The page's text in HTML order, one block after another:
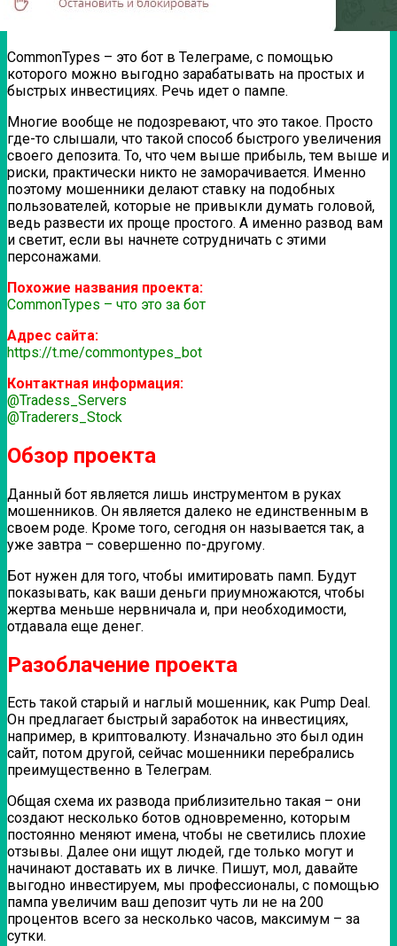
CommonTypes – это бот в Телеграме, с помощью
которого можно выгодно зарабатывать на простых и
быстрых инвестициях. Речь идет о пампе.
Многие вообще не подозревают, что это такое. Просто
где-то слышали, что такой способ быстрого увеличения
своего депозита. То, что чем выше прибыль, тем выше и
риски, практически никто не заморачивается. Именно
поэтому мошенники делают ставку на подобных
пользователей, которые не привыкли думать головой,
ведь развести их проще простого. А именно развод вам
и светит, если вы начнете сотрудничать с этими
персонажами.
Похожие названия проекта:
CommonTypes – что это за бот
Адрес сайта:
https://t.me/commontypes_bot
Контактная информация:
@Tradess_Servers
@Traderers_Stock
Обзор проекта
Данный бот является лишь инструментом в руках
мошенников. Он является далеко не единственным в
своем роде. Кроме того, сегодня он называется так, а
уже завтра – совершенно по-другому.
Бот нужен для того, чтобы имитировать памп. Будут
показывать, как ваши деньги приумножаются, чтобы
жертва меньше нервничала и, при необходимости,
отдавала еще денег.
Разоблачение проекта
Есть такой старый и наглый мошенник, как Pump Deal.
Он предлагает быстрый заработок на инвестициях,
например, в криптовалюту. Изначально это был один
сайт, потом другой, сейчас мошенники перебрались
преимущественно в Телеграм.
Общая схема их развода приблизительно такая – они
создают несколько ботов одновременно, которым
постоянно меняют имена, чтобы не светились плохие
отзывы. Далее они ищут людей, где только могут и
начинают доставать их в личке. Пишут, мол, давайте
выгодно инвестируем, мы профессионалы, с помощью
пампа увеличим ваш депозит чуть ли не на 200
процентов всего за несколько часов, максимум – за
сутки.